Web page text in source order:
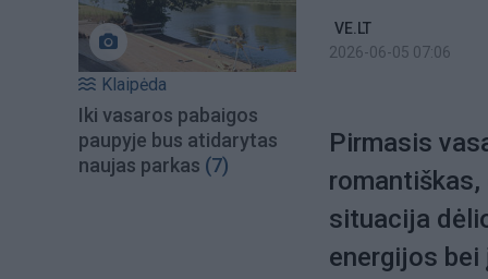
Klaipėda
Iki vasaros pabaigos
paupyje bus atidarytas
naujas parkas (7)
VE.LT
2026-06-05 07:06
Pirmasis
situacija
energijos